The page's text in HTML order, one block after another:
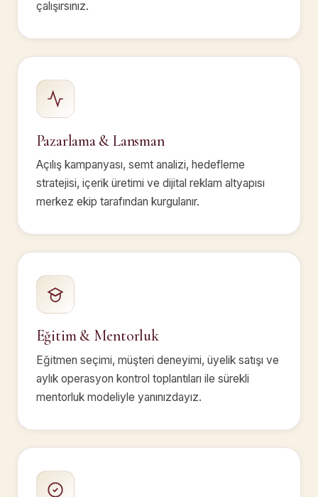
çalışırsınız.
Pazarlama & Lansman
Açılış kampanyası, semt analizi, hedefleme
stratejisi, içerik üretimi ve dijital reklam altyapısı
merkez ekip tarafından kurgulanır.
Eğitim & Mentorluk
Eğitmen seçimi, müşteri deneyimi, üyelik satışı ve
aylık operasyon kontrol toplantıları ile sürekli
mentorluk modeliyle yanınızdayız.